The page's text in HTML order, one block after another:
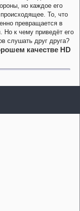
но каждое его
То, что
превращается в
Но к чему приведёт его
слушать друг друга?
качестве HD